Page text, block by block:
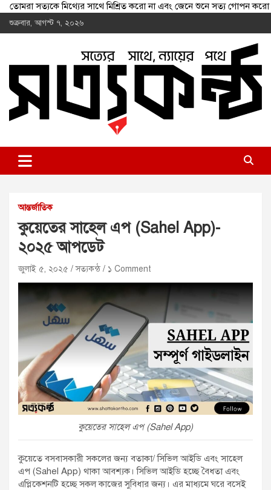
তোমরা সত্যকে মিথ্যের সাথে মিশ্রিত করো না এবং জেনে শুনে সত্য গোপন
Skip
to
শুক্রবার, আগস্ট ৭, ২০২৬
shottokontho.com
আন্তর্জাতিক
কুয়েতের সাহেল এপ (Sahel App)-
২০২৫ আপডেট
জুলাই ৫, ২০২৫ সত্যকন্ঠ ১ Comment
কুয়েতের সাহেল এপ (Sahel App)
কুয়েতে বসবাসকারী সকলের জন্য বতাকা/ সিভিল আইডি এবং সাহেল
এপ (Sahel App) থাকা আবশ্যক। সিভিল আইডি হচ্ছে বৈধতা এবং
এপ্লিকেশনটি হচ্ছে সকল কাজের সুবিধার জন্য। এর মাধ্যমে ঘরে বসেই